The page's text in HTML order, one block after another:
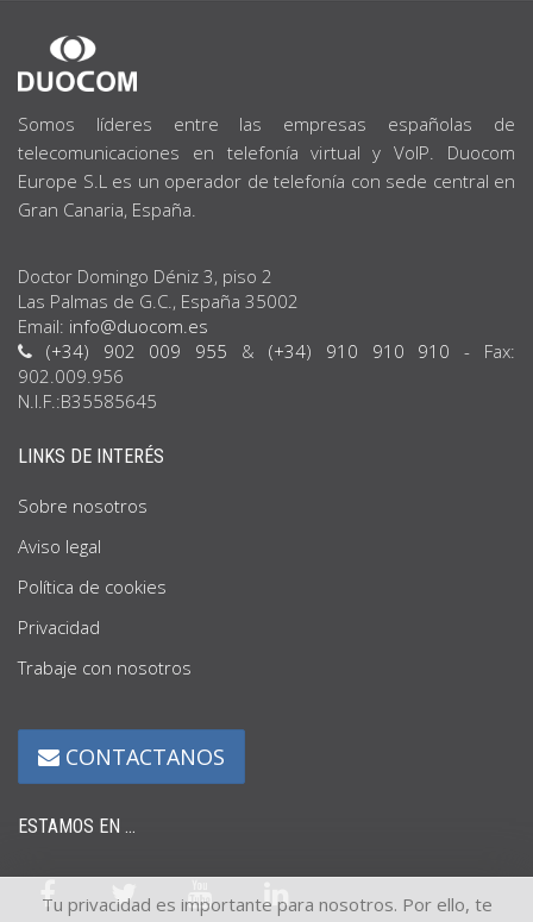
Tu privacidad es importante para nosotros. Por ello, te
SOBRE
NOSOTROS
Somos líderes entre las empresas españolas de
telecomunicaciones en telefonía virtual y VoIP. Duocom
Europe S.L es un operador de telefonía con sede central en
Gran Canaria, España.
Doctor Domingo Déniz 3, piso 2
Las Palmas de G.C., España 35002
Email: info@duocom.es
(+34) 902 009 955 & (+34) 910 910 910 - Fax:
902.009.956
N.I.F.:B35585645
LINKS DE INTERÉS
Sobre nosotros
Aviso legal
Política de cookies
Privacidad
Trabaje con nosotros
CONTACTANOS
ESTAMOS EN ...